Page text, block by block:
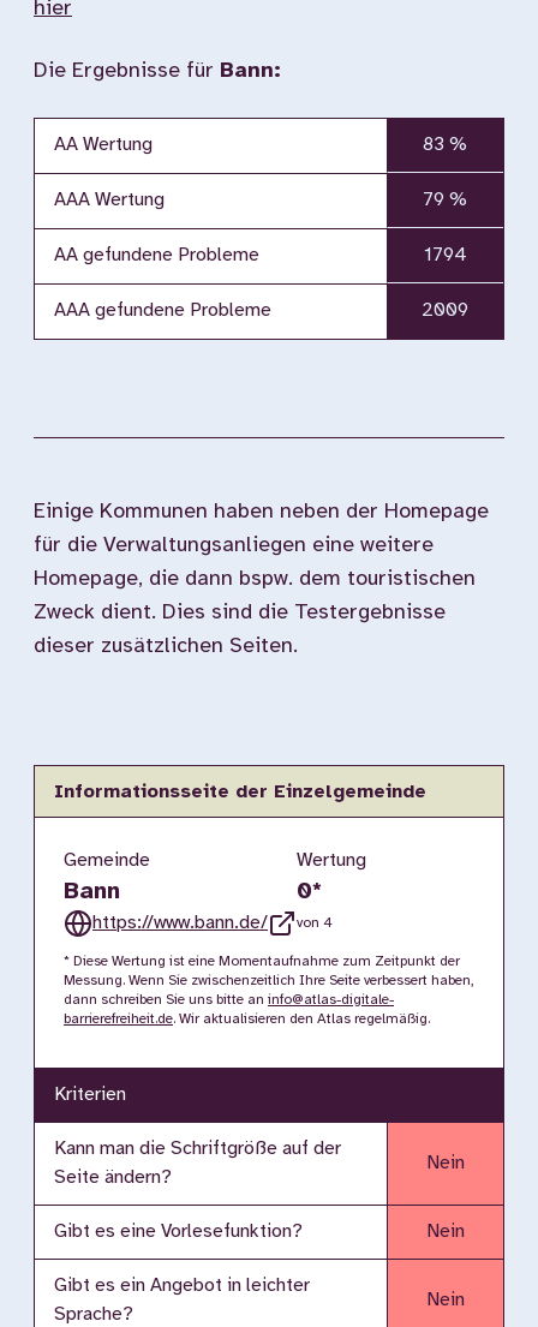
hier
Die Ergebnisse für Bann:
AA Wertung 83 %
AAA Wertung 79 %
AA gefundene Probleme 1794
AAA gefundene Probleme 2009
Einige Kommunen haben neben der Homepage
für die Verwaltungsanliegen eine weitere
Homepage, die dann bspw. dem touristischen
Zweck dient. Dies sind die Testergebnisse
dieser zusätzlichen Seiten.
Informationsseite der Einzelgemeinde
Gemeinde
Bann
https://www.bann.de/
Wertung
0*
von 4
* Diese Wertung ist eine Momentaufnahme zum Zeitpunkt der
Messung. Wenn Sie zwischenzeitlich Ihre Seite verbessert haben,
dann schreiben Sie uns bitte an info@atlas-digitale-
barrierefreiheit.de. Wir aktualisieren den Atlas regelmäßig.
Kriterien
Kann man die Schriftgröße auf der
Seite ändern?
Nein
Gibt es eine Vorlesefunktion? Nein
Gibt es ein Angebot in leichter
Sprache?
Nein